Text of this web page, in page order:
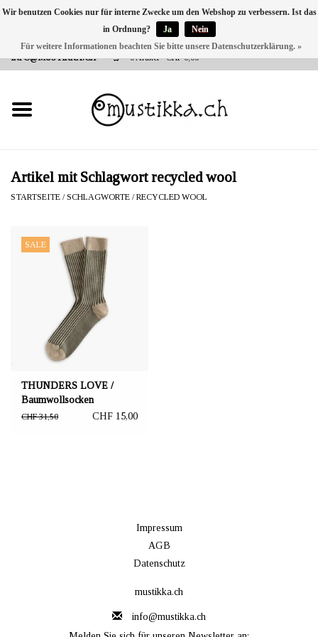
VERSANDKOSTEN 0 CHF INNERHALB CH | INT. VERSAND ÜBER
INFO@MUSTIKKA.CH
0 Artikel - CHF 0,00
NEU BEI UNS
SHOP - A PIECE OF
FINLAND FOR YOU
Artikel mit Schlagwort recycled wool
STARTSEITE /SCHLAGWORTE /RECYCLED WOOL
SALE
THUNDERS LOVE /
Baumwollsocken
grün/beigefarben
CHF 31,50 CHF 15,00
Impressum
AGB
Datenschutz
mustikka.ch
info@mustikka.ch
Wir benutzen Cookies nur für interne Zwecke um den Webshop zu verbessern. Ist das
in Ordnung?
Ja
Nein
Für weitere Informationen beachten Sie bitte unsere Datenschutzerklärung. »